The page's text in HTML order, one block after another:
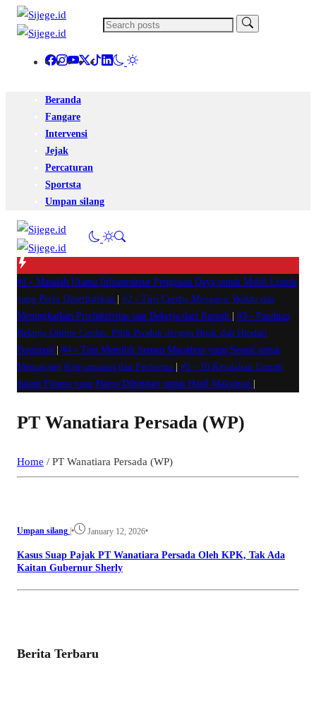
Beranda
Fangare
Intervensi
Jejak
Percaturan
Sportsta
Umpan silang
#1 - Masalah Utama Infrastruktur Pengisian Daya untuk Mobil Listrik
yang Perlu Diperhatikan
#2 - Tips Cerdas Mengatur Waktu dan
Meningkatkan Produktivitas saat Bekerja dari Rumah
#3 - Panduan
Belanja Online Cerdas: Pilih Produk dengan Bijak dan Hindari
Penipuan
#4 - Tips Memilih Sepatu Marathon yang Sesuai untuk
Menunjang Kenyamanan dan Performa
#5 - 10 Kesalahan Umum
dalam Fitness yang Harus Dihindari untuk Hasil Maksimal
PT Wanatiara Persada (WP)
Home / PT Wanatiara Persada (WP)
Umpan silang |• January 12, 2026•
Kasus Suap Pajak PT Wanatiara Persada Oleh KPK, Tak Ada
Kaitan Gubernur Sherly
Berita Terbaru